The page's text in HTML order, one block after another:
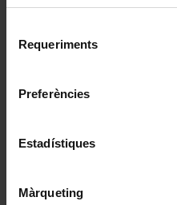
Requeriments
Preferències
Estadístiques
Màrqueting